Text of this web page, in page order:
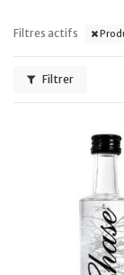
Filtres actifs
Filtrer